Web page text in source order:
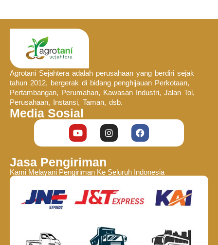
Agrotani Sejahtera adalah perusahaan yang berdiri sejak
tahun 2012, bergerak di bidang penghijauan Perkotaan,
Pertambangan, Perumahan, Kawasan Industri, Jalan Tol,
Perusahaan, Instansi, Taman, dsb.
Media Sosial
Jasa Pengiriman
Kami Melayani Pengiriman Ke Seluruh Indonesia